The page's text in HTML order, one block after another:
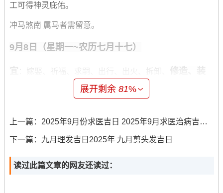
工可得神灵庇佑。
冲马煞南 属马者需留意。
9月8日（星期一~农历七月十七）
宜
修造、装
、上梁、开光、进人口、开市、交易、立券、挂
服、成服
此日吉时较多，有辛巳时（9:00-10:59）、癸未时（13：
22：59）。此日原来是月德日
展开剩余81%
上一篇： 2025年9月份求医吉日 2025年9月求医治病吉日查询
下一篇： 九月理发吉日2025年 九月剪头发吉日
读过此篇文章的网友还读过：